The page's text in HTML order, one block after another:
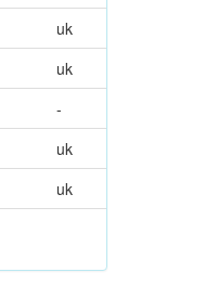
uk
uk
-
uk
uk